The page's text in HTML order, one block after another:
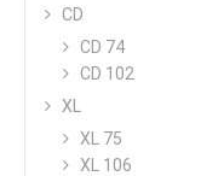
CD
CD 74
CD 102
XL
XL 75
XL 106